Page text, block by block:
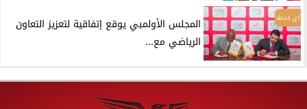
أي خدمة
المجلس الأولمبي يوقع إتفاقية لتعزيز التعاون
الرياضي مع...